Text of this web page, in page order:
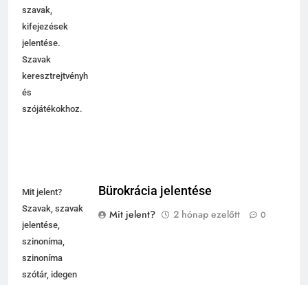
szavak,
kifejezések
jelentése.
Szavak
keresztrejtvényhez
és
szójátékokhoz.
Mit jelent?
Szavak, szavak
jelentése,
szinoníma,
szinoníma
szótár, idegen
Bürokrácia jelentése
Mit jelent?
2 hónap ezelőtt 0